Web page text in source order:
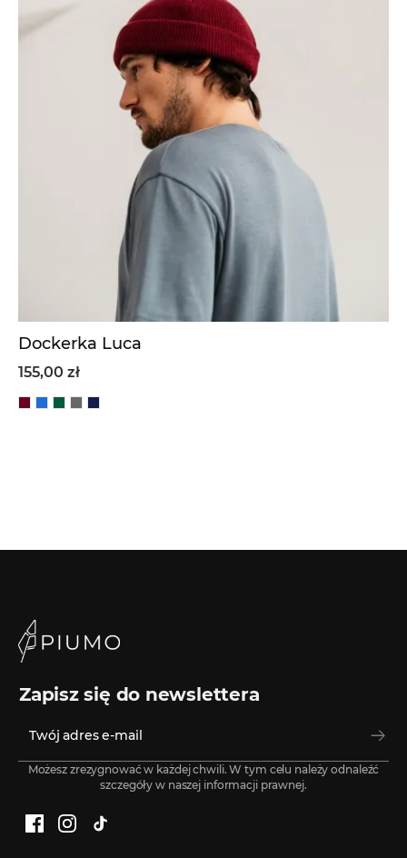
Dockerka Luca
155,00 zł
Zapisz się do newslettera
Możesz zrezygnować w każdej chwili. W tym celu należy odnaleźć
szczegóły w naszej informacji prawnej.
Facebook
Instagram
TikTok